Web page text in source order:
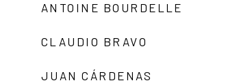
ANTOINE BOURDELLE
CLAUDIO BRAVO
JUAN CÁRDENAS